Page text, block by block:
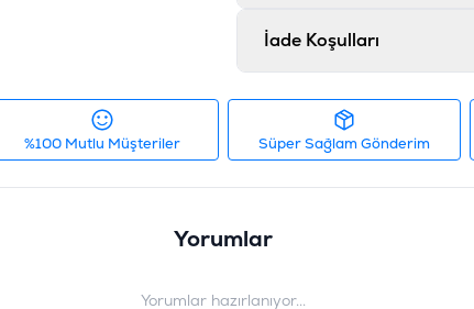
#animonda yaş mama
İade Koşulları
%100 Mutlu Müşteriler Süper Sağlam Gönderim
Yorumlar
Yorumlar hazırlanıyor...